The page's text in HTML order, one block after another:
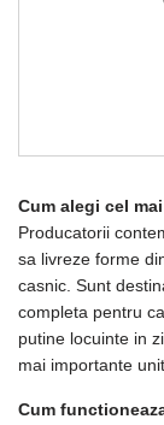
Cum alegi cel
Producatorii
sa livreze forme
casnic. Sunt
completa pentru
putine locuinte in
mai importante
Cum